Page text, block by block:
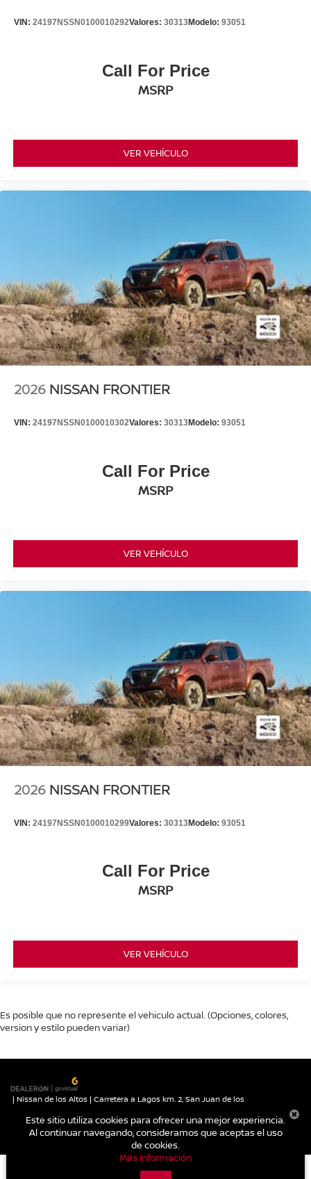
VIN: 24197NSSN0100010292Valores: 30313Modelo: 93051
Call For Price
MSRP
VER VEHÍCULO
2026 NISSAN FRONTIER
VIN: 24197NSSN0100010302Valores: 30313Modelo: 93051
Call For Price
MSRP
VER VEHÍCULO
2026 NISSAN FRONTIER
VIN: 24197NSSN0100010299Valores: 30313Modelo: 93051
Call For Price
MSRP
VER VEHÍCULO
Es posible que no represente el vehiculo actual. (Opciones, colores,
version y estilo pueden variar)
| Nissan de los Altos | Carretera a Lagos km. 2, San Juan de los
Aviso de Privacidad|Mapa del sitio
Este sitio utiliza cookies para ofrecer una mejor experiencia.
Al continuar navegando, consideramos que aceptas el uso
de cookies.
Más información